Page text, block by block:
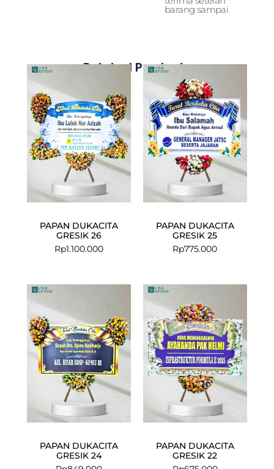
barang sampai
Related Products
PAPAN DUKACITA
GRESIK 26
Rp1.100.000
PAPAN DUKACITA
GRESIK 25
Rp775.000
PAPAN DUKACITA
GRESIK 24
PAPAN DUKACITA
GRESIK 22